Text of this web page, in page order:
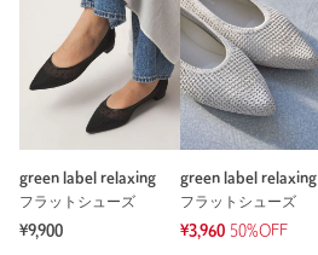
性別：女性
年代：50代前半
身長：158cm
普段の着用サイズ：24cm
4人が参考になったと回答
参考になった
green label relaxing
フラットシューズ
¥9,900
green label relaxing
フラットシューズ
¥3,960 50%OFF